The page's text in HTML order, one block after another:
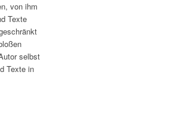
von ihm
Texte
selbst
Texte in